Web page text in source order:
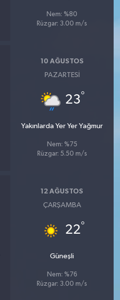
Nem: %80
Rüzgar: 3.00 m/s
10 AĞUSTOS
PAZARTESI
23°
Yakınlarda Yer Yer Yağmur
Nem: %75
Rüzgar: 5.50 m/s
12 AĞUSTOS
ÇARŞAMBA
22°
Güneşli
Nem: %76
Rüzgar: 3.00 m/s